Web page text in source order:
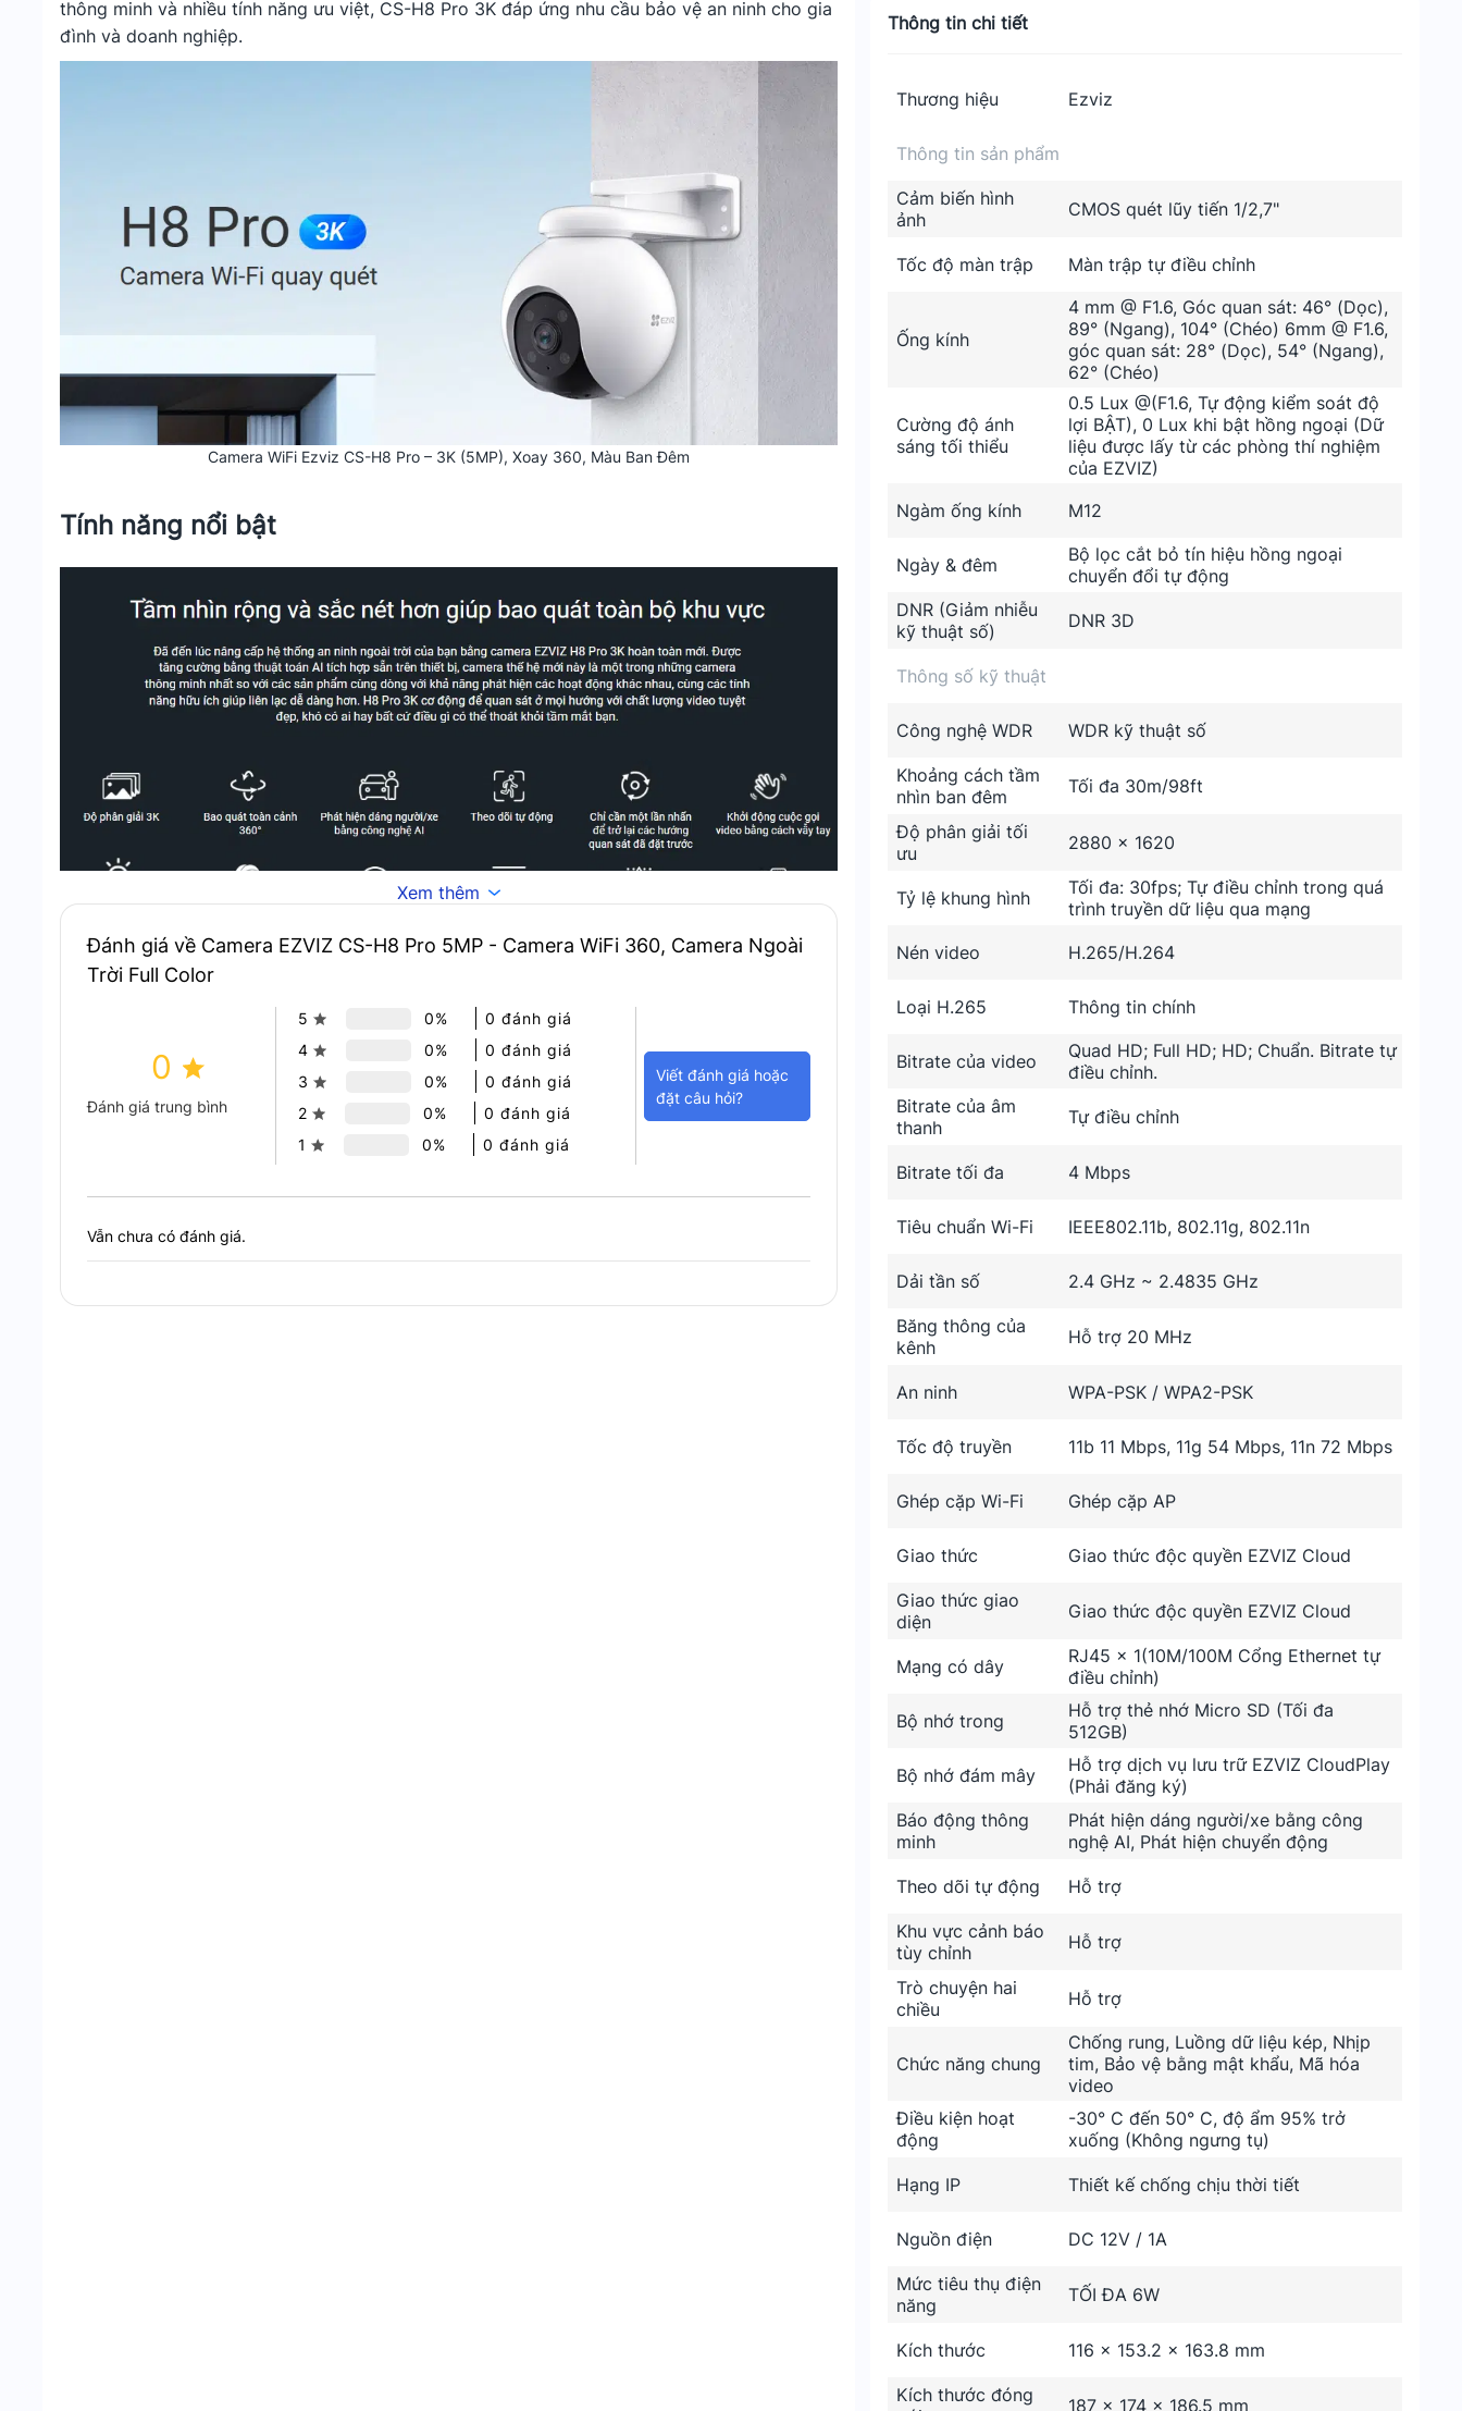
thông minh và nhiều tính năng ưu việt, CS-H8 Pro 3K đáp ứng nhu cầu bảo vệ an ninh cho gia
đình và doanh nghiệp.
Camera WiFi Ezviz CS-H8 Pro – 3K (5MP), Xoay 360, Màu Ban Đêm
Tính năng nổi bật
Xem thêm
Đánh giá về Camera EZVIZ CS-H8 Pro 5MP - Camera WiFi 360, Camera Ngoài
Trời Full Color
0
Đánh giá trung bình
5 0%
0 đánh giá
4
0%
0 đánh giá
3
0%
0 đánh giá
2
0%
0 đánh giá
1
0% 0 đánh giá
Viết đánh giá hoặc
đặt câu hỏi?
Vẫn chưa có đánh giá.
Thông tin chi tiết
Thương hiệu Ezviz
Thông tin sản phẩm
Cảm biến hình
ảnh
CMOS quét lũy tiến 1/2,7"
Tốc độ màn trập Màn trập tự điều chỉnh
Ống kính
4 mm @ F1.6, Góc quan sát: 46° (Dọc),
89° (Ngang), 104° (Chéo) 6mm @ F1.6,
góc quan sát: 28° (Dọc), 54° (Ngang),
62° (Chéo)
Cường độ ánh
sáng tối thiểu
0.5 Lux @(F1.6, Tự động kiểm soát độ
lợi BẬT), 0 Lux khi bật hồng ngoại (Dữ
liệu được lấy từ các phòng thí nghiệm
của EZVIZ)
Ngàm ống kính
M12
Ngày & đêm
Bộ lọc cắt bỏ tín hiệu hồng ngoại
chuyển đổi tự động
DNR (Giảm nhiễu
kỹ thuật số)
DNR 3D
Thông số kỹ thuật
Công nghệ WDR WDR kỹ thuật số
Khoảng cách tầm
nhìn ban đêm
Tối đa 30m/98ft
Độ phân giải tối
ưu
2880 x 1620
Tỷ lệ khung hình
Tối đa: 30fps; Tự điều chỉnh trong quá
trình truyền dữ liệu qua mạng
Nén video
H.265/H.264
Loại H.265 Thông tin chính
Bitrate của video
Quad HD; Full HD; HD; Chuẩn. Bitrate tự
điều chỉnh.
Bitrate của âm
thanh
Tự điều chỉnh
Bitrate tối đa 4 Mbps
Tiêu chuẩn Wi-Fi IEEE802.11b, 802.11g, 802.11n
Dải tần số 2.4 GHz ~ 2.4835 GHz
Băng thông của
kênh
Hỗ trợ 20 MHz
An ninh WPA-PSK / WPA2-PSK
Tốc độ truyền 11b 11 Mbps, 11g 54 Mbps, 11n 72 Mbps
Ghép cặp Wi-Fi Ghép cặp AP
Giao thức Giao thức độc quyền EZVIZ Cloud
Giao thức giao
diện
Giao thức độc quyền EZVIZ Cloud
Mạng có dây
RJ45 x 1(10M/100M Cổng Ethernet tự
điều chỉnh)
Bộ nhớ trong
Hỗ trợ thẻ nhớ Micro SD (Tối đa
512GB)
Bộ nhớ đám mây
Hỗ trợ dịch vụ lưu trữ EZVIZ CloudPlay
(Phải đăng ký)
Báo động thông
minh
Phát hiện dáng người/xe bằng công
nghệ AI, Phát hiện chuyển động
Theo dõi tự động Hỗ trợ
Khu vực cảnh báo
tùy chỉnh
Hỗ trợ
Trò chuyện hai
chiều
Hỗ trợ
Chức năng chung
Chống rung, Luồng dữ liệu kép, Nhịp
tim, Bảo vệ bằng mật khẩu, Mã hóa
video
Điều kiện hoạt
động
-30° C đến 50° C, độ ẩm 95% trở
xuống (Không ngưng tụ)
Hạng IP Thiết kế chống chịu thời tiết
Nguồn điện DC 12V / 1A
Mức tiêu thụ điện
năng
TỐI ĐA 6W
Kích thước 116 × 153.2 × 163.8 mm
Kích thước đóng
187 × 174 × 186.5 mm